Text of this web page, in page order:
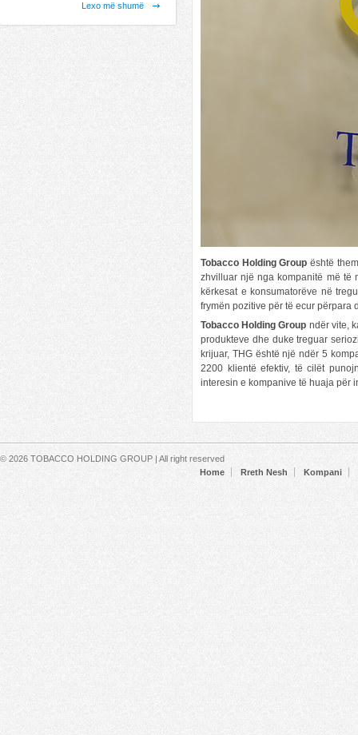
Tobacco Holding Group është
zhvilluar një nga kompanitë më të
kërkesat e konsumatorëve në
frymën pozitive për të ecur përpara
Tobacco Holding Group ndër vite,
produkteve dhe duke treguar
krijuar, THG është një ndër 5
2200 klientë efektiv, të cilët
interesin e kompanive të huaja për
Lexo më shumë
© 2026 TOBACCO HOLDING GROUP | All right reserved
Secondary menu
Home Rreth Nesh Kompani